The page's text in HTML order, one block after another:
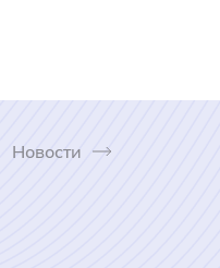
Новости